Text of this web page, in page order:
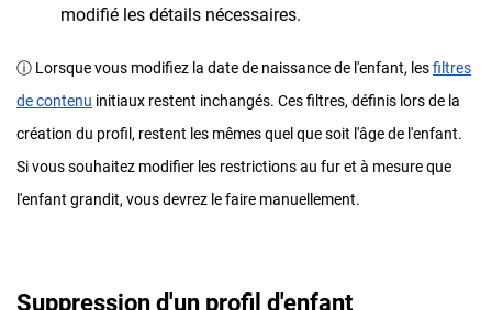
modifié les détails nécessaires.
ⓘ Lorsque vous modifiez la date de naissance de l'enfant, lesfiltres
de contenu initiaux restent inchangés. Ces filtres, définis lors de la
création du profil, restent les mêmes quel que soit l'âge de l'enfant.
Si vous souhaitez modifier les restrictions au fur et à mesure que
l'enfant grandit, vous devrez le faire manuellement.
Suppression d'un profil d'enfant